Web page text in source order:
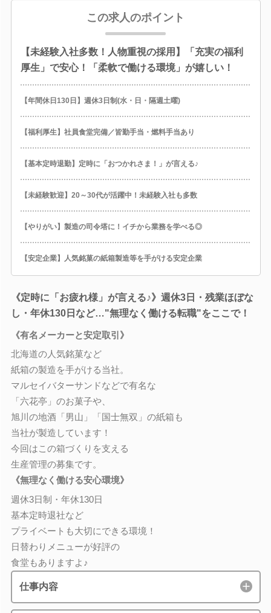
この求人のポイント
【未経験入社多数！人物重視の採用】「充実の福利
厚生」で安心！「柔軟で働ける環境」が嬉しい！
【年間休日130日】週休3日制(水・日・隔週土曜)
【福利厚生】社員食堂完備／皆勤手当・燃料手当あり
【基本定時退勤】定時に「おつかれさま！」が言える♪
【未経験歓迎】20～30代が活躍中！未経験入社も多数
【やりがい】製造の司令塔に！イチから業務を学べる◎
【安定企業】人気銘菓の紙箱製造等を手がける安定企業
《定時に「お疲れ様」が言える♪》週休3日・残業ほぼな
し・年休130日など…"無理なく働ける転職"をここで！
《有名メーカーと安定取引》
北海道の人気銘菓など
紙箱の製造を手がける当社。
マルセイバターサンドなどで有名な
「六花亭」のお菓子や、
旭川の地酒「男山」「国士無双」の紙箱も
当社が製造しています！
今回はこの箱づくりを支える
生産管理の募集です。
《無理なく働ける安心環境》
週休3日制・年休130日
基本定時退社など
プライベートも大切にできる環境！
日替わりメニューが好評の
食堂もありますよ♪
仕事内容